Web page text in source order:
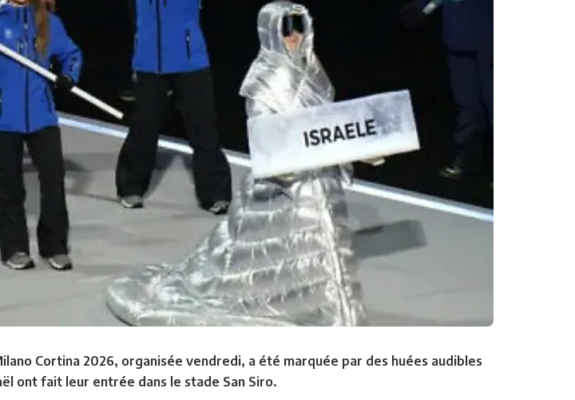
Cortina 2026, organisée vendredi, a été marquée par des huées audibles
ont fait leur entrée dans le stade San Siro.